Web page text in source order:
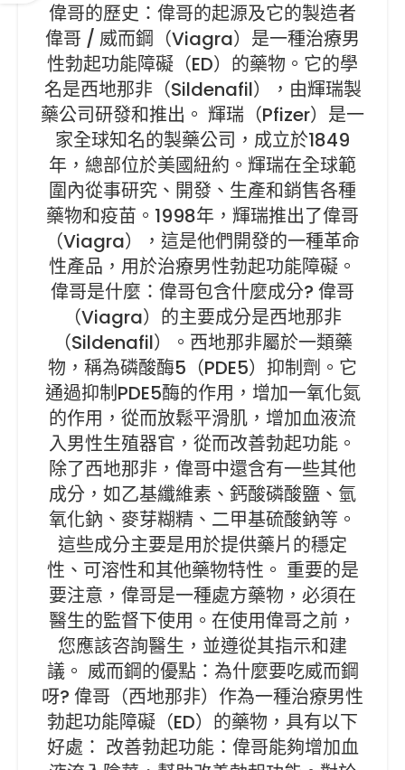
偉哥的歷史：偉哥的起源及它的製造者
偉哥 / 威而鋼（Viagra）是一種治療男
性勃起功能障礙（ED）的藥物。它的學
名是西地那非（Sildenafil），由輝瑞製
藥公司研發和推出。 輝瑞（Pfizer）是一
家全球知名的製藥公司，成立於1849
年，總部位於美國紐約。輝瑞在全球範
圍內從事研究、開發、生產和銷售各種
藥物和疫苗。1998年，輝瑞推出了偉哥
（Viagra），這是他們開發的一種革命
性產品，用於治療男性勃起功能障礙。
偉哥是什麼：偉哥包含什麼成分? 偉哥
（Viagra）的主要成分是西地那非
（Sildenafil）。西地那非屬於一類藥
物，稱為磷酸酶5（PDE5）抑制劑。它
通過抑制PDE5酶的作用，增加一氧化氮
的作用，從而放鬆平滑肌，增加血液流
入男性生殖器官，從而改善勃起功能。
除了西地那非，偉哥中還含有一些其他
成分，如乙基纖維素、鈣酸磷酸鹽、氫
氧化鈉、麥芽糊精、二甲基硫酸鈉等。
這些成分主要是用於提供藥片的穩定
性、可溶性和其他藥物特性。 重要的是
要注意，偉哥是一種處方藥物，必須在
醫生的監督下使用。在使用偉哥之前，
您應該咨詢醫生，並遵從其指示和建
議。 威而鋼的優點：為什麼要吃威而鋼
呀? 偉哥（西地那非）作為一種治療男性
勃起功能障礙（ED）的藥物，具有以下
好處： 改善勃起功能：偉哥能夠增加血